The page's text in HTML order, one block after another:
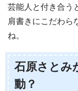
芸能人と付き合う
肩書きにこだわら
ね。
石原さとみ
動？